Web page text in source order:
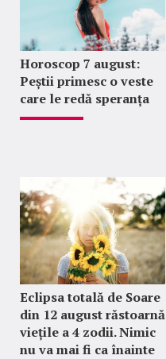
Horoscop 7 august:
Peștii primesc o veste
care le redă speranța
Eclipsa totală de Soare
din 12 august răstoarnă
viețile a 4 zodii. Nimic
nu va mai fi ca înainte